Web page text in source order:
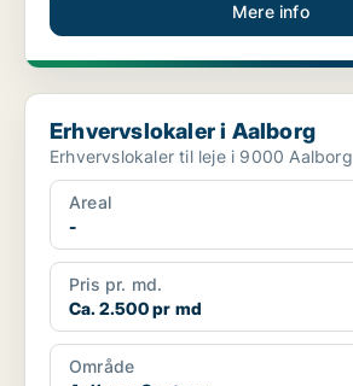
Mere info
Erhvervslokaler i Aalborg
Erhvervslokaler i Aalborg
Erhvervslokaler til leje i 9000 Aalborg
Areal
-
Pris pr. md.
Ca. 2.500 pr md
Område